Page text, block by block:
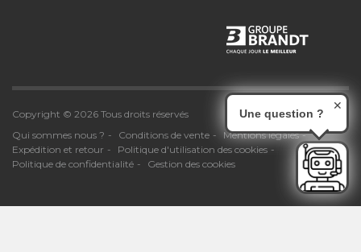
Copyright © 2026 Tous droits réservés
Qui sommes nous ?
Conditions de vente
Mentions légales
Expédition et retour
Politique d'utilisation des cookies
Politique de confidentialité
Gestion des cookies
Une question ?
✕